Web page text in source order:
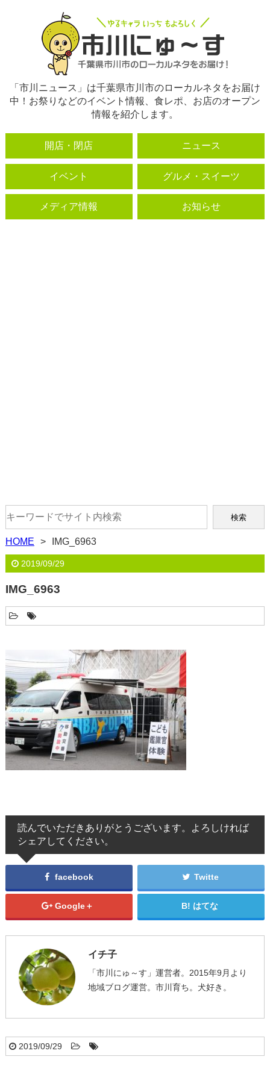
「市川ニュース」は千葉県市川市のローカルネタをお届け
中！お祭りなどのイベント情報、食レポ、お店のオープン
情報を紹介します。
開店・閉店 ニュース
イベント グルメ・スイーツ
メディア情報 お知らせ
HOME IMG_6963
2019/09/29
IMG_6963
読んでいただきありがとうございます。よろしければ
シェアしてください。
facebook Twitte
Google＋ はてな
イチ子
「市川にゅ～す」運営者。2015年9月より
地域ブログ運営。市川育ち。犬好き。
2019/09/29